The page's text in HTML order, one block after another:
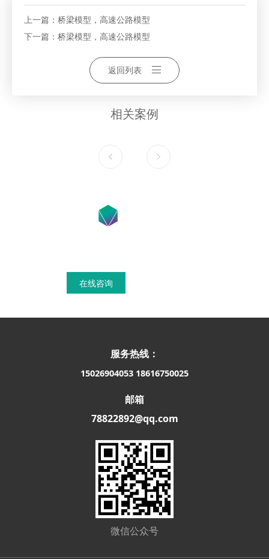
上一篇： 桥梁模型，高速公路模型
下一篇： 桥梁模型，高速公路模型
返回列表
相关案例
在线咨询
服务热线：
15026904053 18616750025
邮箱
78822892@qq.com
微信公众号